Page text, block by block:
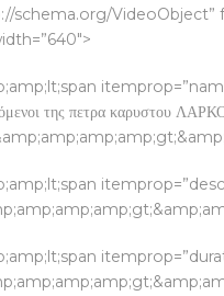
schema.org/VideoObject”
της πετρα καρυστου ΛΑΡΚΟ